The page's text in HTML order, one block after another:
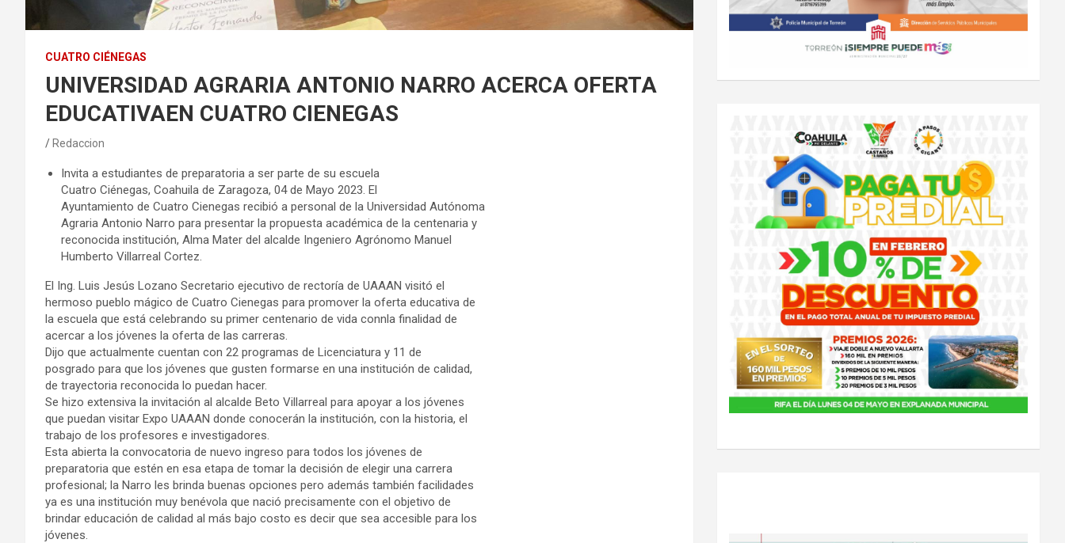
CUATRO CIÉNEGAS
UNIVERSIDAD AGRARIA ANTONIO NARRO ACERCA OFERTA
EDUCATIVAEN CUATRO CIENEGAS
Redaccion
Invita a estudiantes de preparatoria a ser parte de su escuela
Cuatro Ciénegas, Coahuila de Zaragoza, 04 de Mayo 2023. El
Ayuntamiento de Cuatro Cienegas recibió a personal de la Universidad Autónoma
Agraria Antonio Narro para presentar la propuesta académica de la centenaria y
reconocida institución, Alma Mater del alcalde Ingeniero Agrónomo Manuel
Humberto Villarreal Cortez.
El Ing. Luis Jesús Lozano Secretario ejecutivo de rectoría de UAAAN visitó el
hermoso pueblo mágico de Cuatro Cienegas para promover la oferta educativa de
la escuela que está celebrando su primer centenario de vida connla finalidad de
acercar a los jóvenes la oferta de las carreras.
Dijo que actualmente cuentan con 22 programas de Licenciatura y 11 de
posgrado para que los jóvenes que gusten formarse en una institución de calidad,
de trayectoria reconocida lo puedan hacer.
Se hizo extensiva la invitación al alcalde Beto Villarreal para apoyar a los jóvenes
que puedan visitar Expo UAAAN donde conocerán la institución, con la historia, el
trabajo de los profesores e investigadores.
Esta abierta la convocatoria de nuevo ingreso para todos los jóvenes de
preparatoria que estén en esa etapa de tomar la decisión de elegir una carrera
profesional; la Narro les brinda buenas opciones pero además también facilidades
ya es una institución muy benévola que nació precisamente con el objetivo de
brindar educación de calidad al más bajo costo es decir que sea accesible para los
jóvenes.